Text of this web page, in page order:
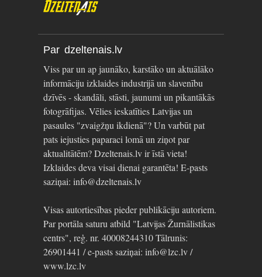
Par dzeltenais.lv
Viss par un ap jaunāko, karstāko un aktuālāko
informāciju izklaides industrijā un slavenību
dzīvēs - skandāli, stāsti, jaunumi un pikantākās
fotogrāfijas. Vēlies ieskatīties Latvijas un
pasaules "zvaigžņu ikdienā"? Un varbūt pat
pats iejusties paparaci lomā un ziņot par
aktualitātēm? Dzeltenais.lv ir īstā vieta!
Izklaides deva visai dienai garantēta! E-pasts
saziņai: info@dzeltenais.lv
Visas autortiesības pieder publikāciju autoriem.
Par portāla saturu atbild "Latvijas Žurnālistikas
centrs", reģ. nr. 40008244310 Tālrunis:
26901441 / e-pasts saziņai: info@lzc.lv /
www.lzc.lv